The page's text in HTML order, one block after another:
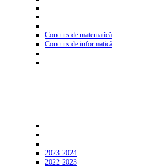
Concurs de matematică
Concurs de informatică
2023-2024
2022-2023